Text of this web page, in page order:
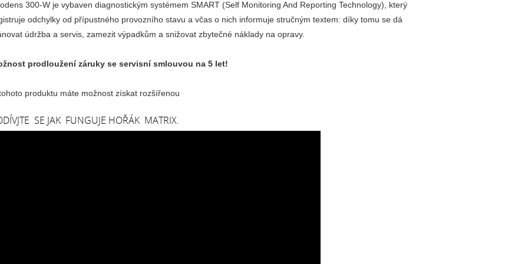
300-W je vybaven diagnostickým systémem SMART (Self Monitoring And Reporting Technology), který
odchylky od přípustného provozního stavu a včas o nich informuje stručným textem: díky tomu se dá
údržba a servis, zamezit výpadkům a snižovat zbytečné náklady na opravy.
prodloužení záruky se servisní smlouvou na 5 let!
produktu máte možnost získat rozšířenou
SE JAK FUNGUJE HOŘÁK MATRIX.